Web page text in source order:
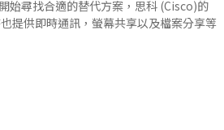
始尋找合適的替代方案，思科 (Cisco)的
提供即時通訊，螢幕共享以及檔案分享等